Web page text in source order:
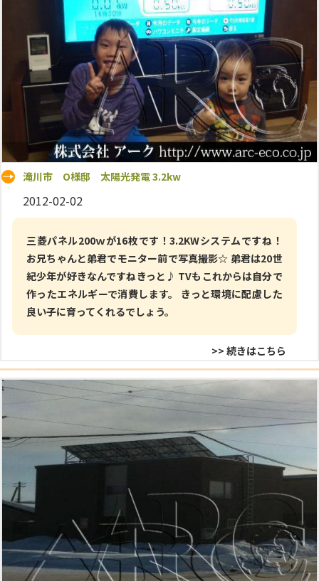
滝川市 O様邸 太陽光発電 3.2kw
2012-02-02
三菱パネル200ｗが16枚です！3.2KWシステムですね！
お兄ちゃんと弟君でモニター前で写真撮影☆ 弟君は20世
紀少年が好きなんですねきっと♪ TVもこれからは自分で
作ったエネルギーで消費します。 きっと環境に配慮した
良い子に育ってくれるでしょう。
>> 続きはこちら